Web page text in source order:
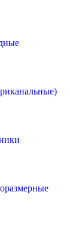
от друга
с фетровым